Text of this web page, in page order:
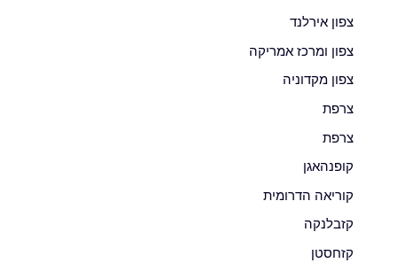
צפון אירלנד
צפון ומרכז אמריקה
צפון מקדוניה
צרפת
צרפת
קופנהאגן
קוריאה הדרומית
קזבלנקה
קזחסטן